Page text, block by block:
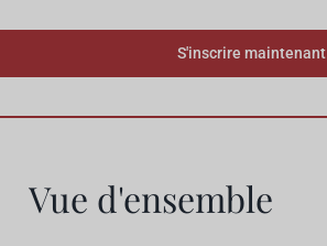
S'inscrire maintenant
Vue d'ensemble